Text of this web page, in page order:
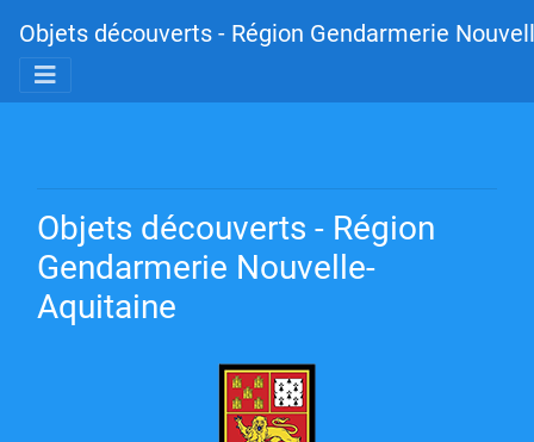
Objets découverts - Région Gendarmerie
Objets découverts - Région
Gendarmerie Nouvelle-
Aquitaine